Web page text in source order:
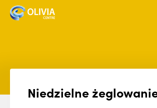
Niedzielne